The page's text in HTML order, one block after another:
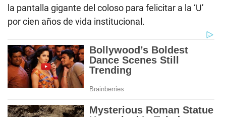
la pantalla gigante del coloso para felicitar a la ‘U’
por cien años de vida institucional.